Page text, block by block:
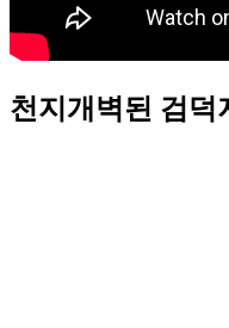
천지개벽된 검덕